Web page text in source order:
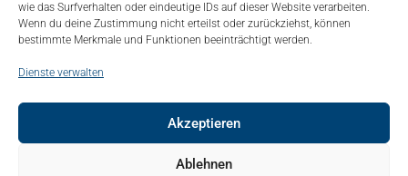
wie das Surfverhalten oder eindeutige IDs auf dieser Website verarbeiten.
Wenn du deine Zustimmung nicht erteilst oder zurückziehst, können
bestimmte Merkmale und Funktionen beeinträchtigt werden.
Dienste verwalten
Akzeptieren
Ablehnen